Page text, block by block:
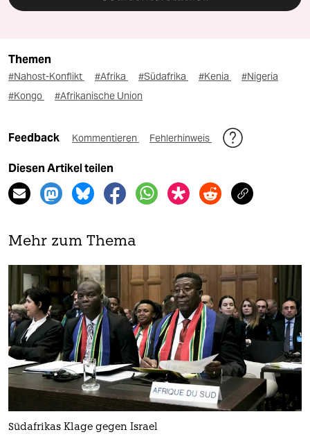
Themen
#Nahost-Konflikt #Afrika #Südafrika #Kenia
#Nigeria
#Kongo
#Afrikanische Union
Feedback Kommentieren Fehlerhinweis
Diesen Artikel teilen
Mehr zum Thema
Südafrikas Klage gegen Israel